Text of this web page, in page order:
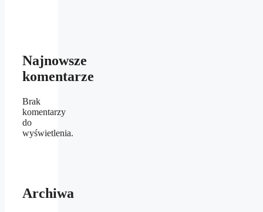
Najnowsze
komentarze
Brak
komentarzy
do
wyświetlenia.
Archiwa